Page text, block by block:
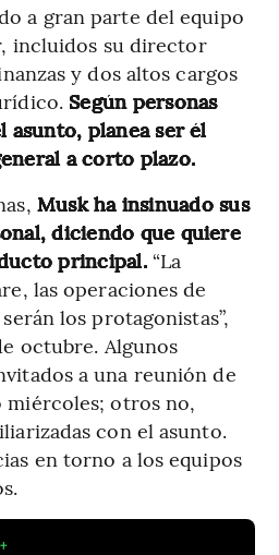
a gran parte del equipo
incluidos su director
y dos altos cargos
Según personas
asunto, planea ser él
a corto plazo.
Musk ha insinuado sus
diciendo que quiere
principal.“La
las operaciones de
los protagonistas”,
octubre. Algunos
a una reunión de
otros no,
con el asunto.
en torno a los equipos